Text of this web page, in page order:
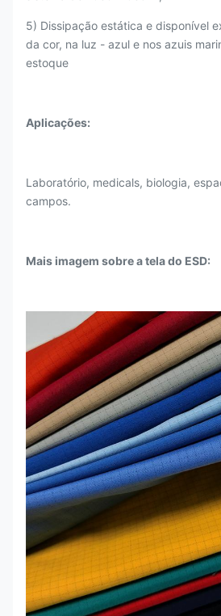
5) Dissipação estática e disponível
da cor, na luz - azul e nos azuis
estoque
Aplicações:
Laboratório, medicals, biologia,
campos.
Mais imagem sobre a tela do ESD: